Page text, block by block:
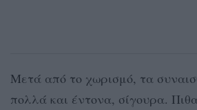
Μετά από το χωρισμό, τα
πολλά και έντονα, σίγουρα.